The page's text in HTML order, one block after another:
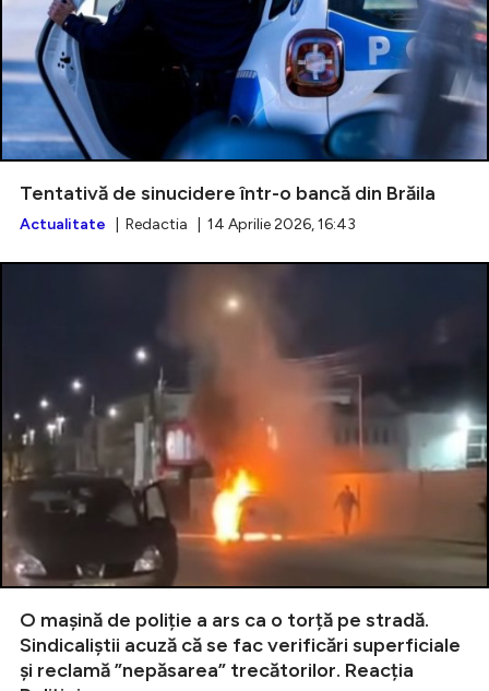
Tentativă de sinucidere într-o bancă din Brăila
Actualitate | Redactia | 14 Aprilie 2026, 16:43
O mașină de poliție a ars ca o torță pe stradă.
Sindicaliștii acuză că se fac verificări superficiale
și reclamă ”nepăsarea” trecătorilor. Reacția